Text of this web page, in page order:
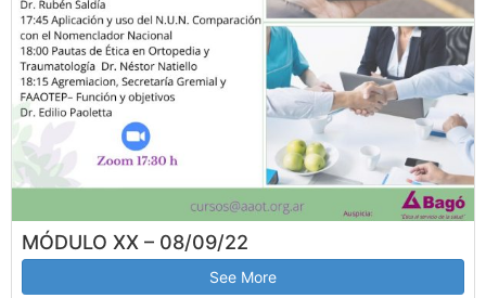
MÓDULO XX – 08/09/22
See More